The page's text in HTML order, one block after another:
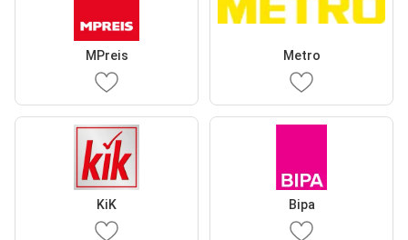
MPreis Metro
KiK Bipa